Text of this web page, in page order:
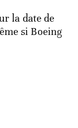
la date de
si Boeing